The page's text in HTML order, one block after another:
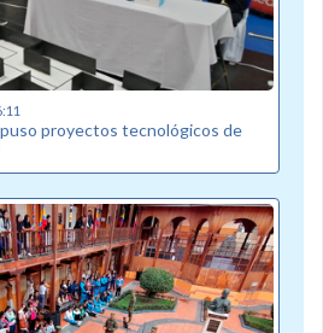
proyectos tecnológicos de